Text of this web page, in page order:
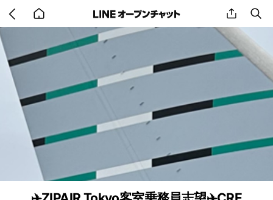
back
to
share